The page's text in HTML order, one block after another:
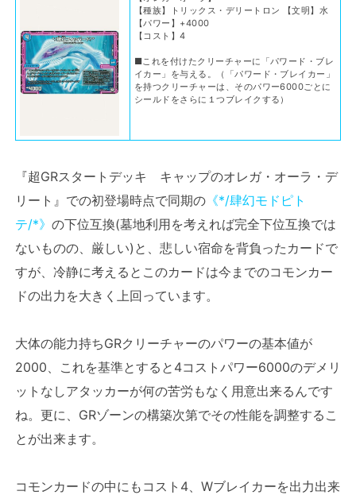
【種族】トリックス・デリートロン 【文明】水
【パワー】+4000
【コスト】4
■これを付けたクリーチャーに「パワード・ブレ
イカー」を与える。（「パワード・ブレイカー」
を持つクリーチャーは、そのパワー6000ごとに
シールドをさらに１つブレイクする）
『超GRスタートデッキ キャップのオレガ・オーラ・デ
リート』での初登場時点で同期の 《*/肆幻モドピト
テ/*》 の下位互換(墓地利用を考えれば完全下位互換では
ないものの、厳しい)と、悲しい宿命を背負ったカードで
すが、冷静に考えるとこのカードは今までのコモンカー
ドの出力を大きく上回っています。
大体の能力持ちGRクリーチャーのパワーの基本値が
2000、これを基準とすると4コストパワー6000のデメリ
ットなしアタッカーが何の苦労もなく用意出来るんです
ね。更に、GRゾーンの構築次第でその性能を調整するこ
とが出来ます。
コモンカードの中にもコスト4、Wブレイカーを出力出来